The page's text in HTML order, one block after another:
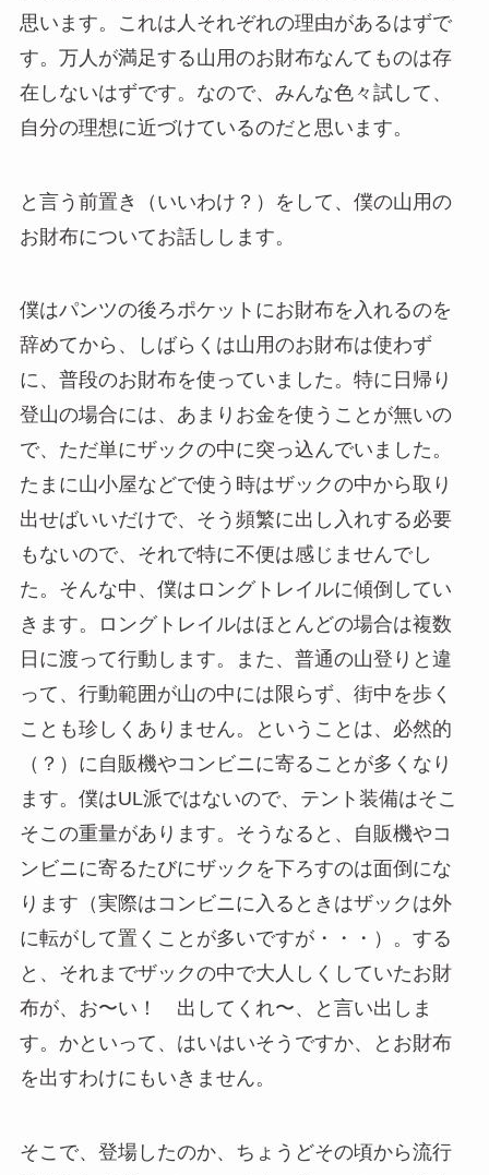
思います。これは人それぞれの理由があるはずで
す。万人が満足する山用のお財布なんてものは存
在しないはずです。なので、みんな色々試して、
自分の理想に近づけているのだと思います。
と言う前置き（いいわけ？）をして、僕の山用の
お財布についてお話しします。
僕はパンツの後ろポケットにお財布を入れるのを
辞めてから、しばらくは山用のお財布は使わず
に、普段のお財布を使っていました。特に日帰り
登山の場合には、あまりお金を使うことが無いの
で、ただ単にザックの中に突っ込んでいました。
たまに山小屋などで使う時はザックの中から取り
出せばいいだけで、そう頻繁に出し入れする必要
もないので、それで特に不便は感じませんでし
た。そんな中、僕はロングトレイルに傾倒してい
きます。ロングトレイルはほとんどの場合は複数
日に渡って行動します。また、普通の山登りと違
って、行動範囲が山の中には限らず、街中を歩く
ことも珍しくありません。ということは、必然的
（？）に自販機やコンビニに寄ることが多くなり
ます。僕はUL派ではないので、テント装備はそこ
そこの重量があります。そうなると、自販機やコ
ンビニに寄るたびにザックを下ろすのは面倒にな
ります（実際はコンビニに入るときはザックは外
に転がして置くことが多いですが・・・）。する
と、それまでザックの中で大人しくしていたお財
布が、お〜い！ 出してくれ〜、と言い出しま
す。かといって、はいはいそうですか、とお財布
を出すわけにもいきません。
そこで、登場したのか、ちょうどその頃から流行